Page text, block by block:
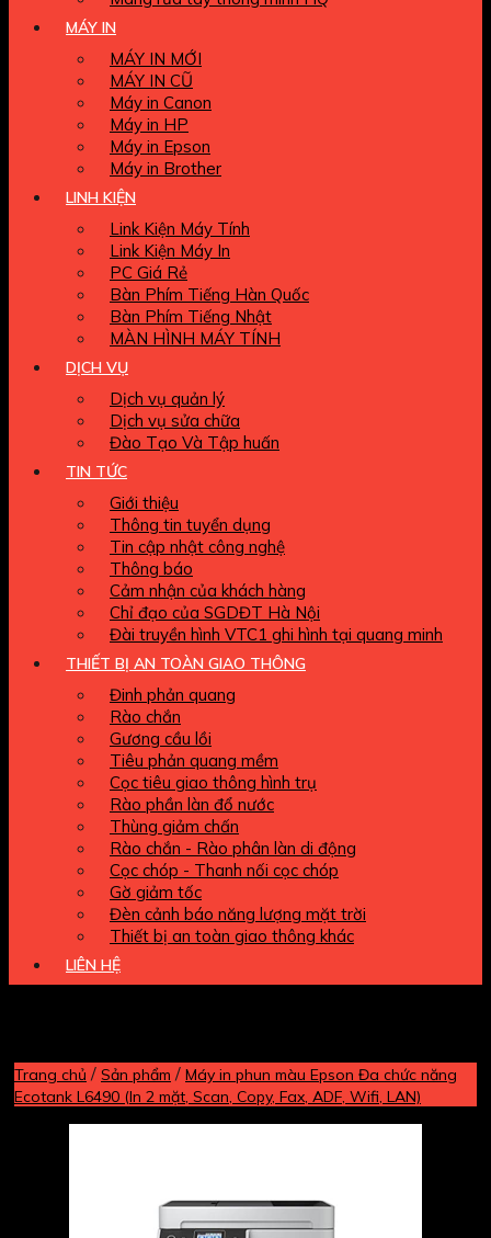
MÁY IN
MÁY IN MỚI
MÁY IN CŨ
Máy in Canon
Máy in HP
Máy in Epson
Máy in Brother
LINH KIỆN
Link Kiện Máy Tính
Link Kiện Máy In
PC Giá Rẻ
Bàn Phím Tiếng Hàn Quốc
Bàn Phím Tiếng Nhật
MÀN HÌNH MÁY TÍNH
DỊCH VỤ
Dịch vụ quản lý
Dịch vụ sửa chữa
Đào Tạo Và Tập huấn
TIN TỨC
Giới thiệu
Thông tin tuyển dụng
Tin cập nhật công nghệ
Thông báo
Cảm nhận của khách hàng
Chỉ đạo của SGDĐT Hà Nội
Đài truyền hình VTC1 ghi hình tại quang minh
THIẾT BỊ AN TOÀN GIAO THÔNG
Đinh phản quang
Rào chắn
Gương cầu lồi
Tiêu phản quang mềm
Cọc tiêu giao thông hình trụ
Rào phần làn đổ nước
Thùng giảm chấn
Rào chắn - Rào phân làn di động
Cọc chóp - Thanh nối cọc chóp
Gờ giảm tốc
Đèn cảnh báo năng lượng mặt trời
Thiết bị an toàn giao thông khác
LIÊN HỆ
Trang chủ / Sản phẩm / Máy in phun màu Epson Đa chức năng
Ecotank L6490 (In 2 mặt, Scan, Copy, Fax, ADF, Wifi, LAN)